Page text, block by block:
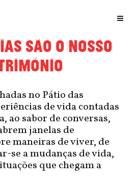
SÃO O NOSSO
no Pátio das
de vida contadas
ao sabor de conversas,
janelas de
maneiras de viver, de
se a mudanças de vida,
que chegam a